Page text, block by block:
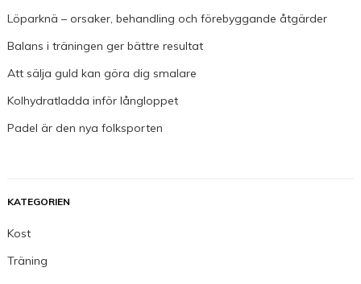
Löparknä – orsaker, behandling och förebyggande åtgärder
Balans i träningen ger bättre resultat
Att sälja guld kan göra dig smalare
Kolhydratladda inför långloppet
Padel är den nya folksporten
KATEGORIEN
Kost
Träning